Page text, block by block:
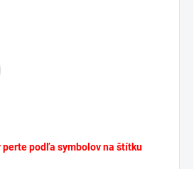
perte podľa symbolov na štítku